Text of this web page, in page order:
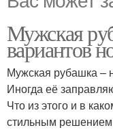
Мужская
вариантов
Мужская рубашка –
Иногда её
Что из этого и в
стильным